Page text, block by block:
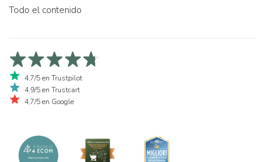
Todo el contenido
4,7/5 en Trustpilot
4,9/5 en Trustcart
4,7/5 en Google